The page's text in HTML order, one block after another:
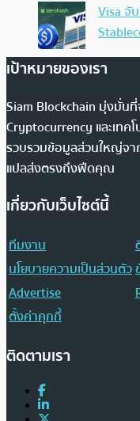
Visa จั
เป้าหมายของเรา
Siam Blockchain มุ่งมั่น
Cryptocurrency และเทค
รวบรวมข้อมูลส่วนใหญ่จาก
แปลส่งตรงถึงฟีดคุณ
เกี่ยวกับเว็บไซต์นี้
ทีมงาน
นโยบายความเป็นส่วนตัว
Advertise
ตั้งค่าคุกกี้
ติดตามเรา